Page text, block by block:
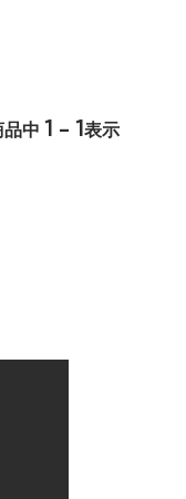
品中 1 - 1表示